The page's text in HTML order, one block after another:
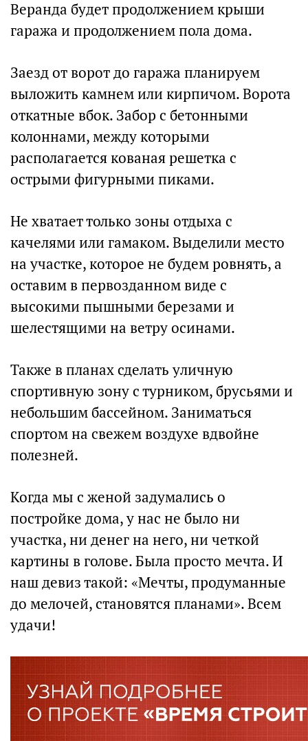
Веранда будет продолжением крыши
гаража и продолжением пола дома.
Заезд от ворот до гаража планируем
выложить камнем или кирпичом. Ворота
откатные вбок. Забор с бетонными
колоннами, между которыми
располагается кованая решетка с
острыми фигурными пиками.
Не хватает только зоны отдыха с
качелями или гамаком. Выделили место
на участке, которое не будем ровнять, а
оставим в первозданном виде с
высокими пышными березами и
шелестящими на ветру осинами.
Также в планах сделать уличную
спортивную зону с турником, брусьями и
небольшим бассейном. Заниматься
спортом на свежем воздухе вдвойне
полезней.
Когда мы с женой задумались о
постройке дома, у нас не было ни
участка, ни денег на него, ни четкой
картины в голове. Была просто мечта. И
наш девиз такой: «Мечты, продуманные
до мелочей, становятся планами». Всем
удачи!